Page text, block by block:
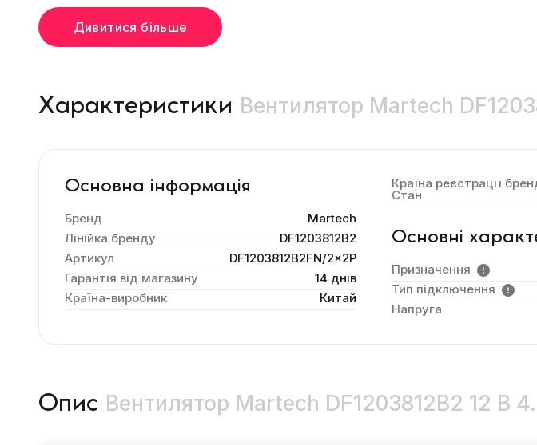
Дивитися більше
Характеристики Вентилятор Martech
Основна інформація
Бренд
Martech
Лінійка бренду
DF1203812B2
Артикул
DF1203812B2FN/2×2P
Гарантія від магазину
14 днів
Країна-виробник
Китай
Країна реєстрації
Стан
Основні
Призначення
Тип підключення
Напруга
Опис Вентилятор Martech DF1203812B2 12 В